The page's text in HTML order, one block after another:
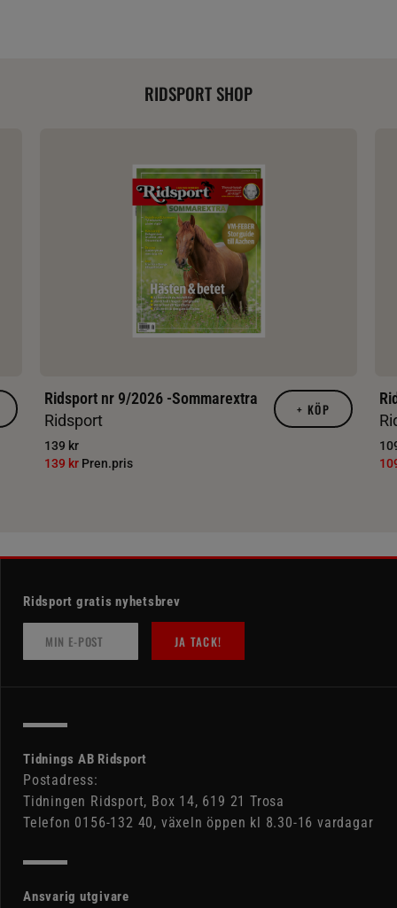
RIDSPORT SHOP
Ridsport nr 9/2026 -Sommarextra
Ridsport
139 kr
139 kr Pren.pris
+ KÖP
Ridsport gratis nyhetsbrev
JA TACK!
Tidnings AB Ridsport
Postadress:
Tidningen Ridsport, Box 14, 619 21 Trosa
Telefon 0156-132 40, växeln öppen kl 8.30-16 vardagar
Ansvarig utgivare